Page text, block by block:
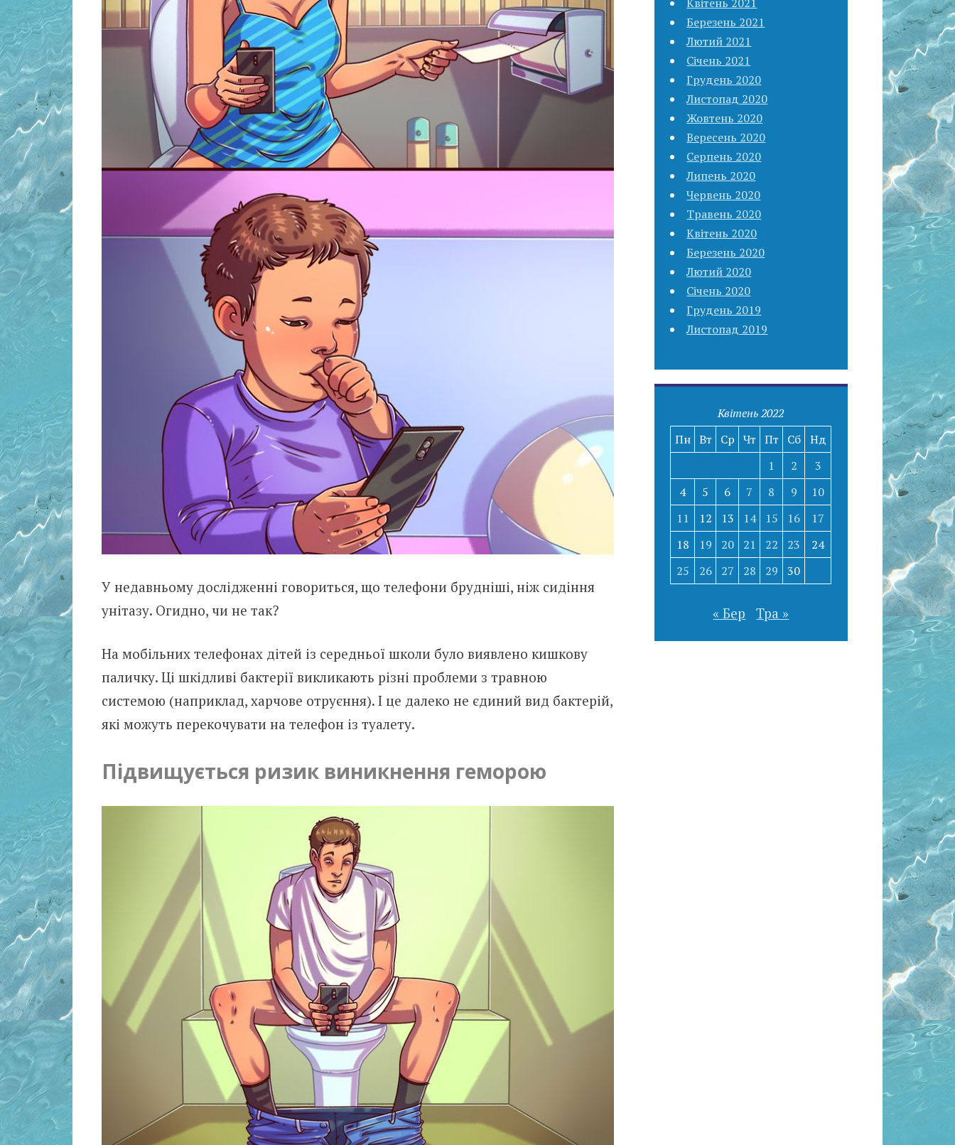
У недавньому дослідженні говориться, що телефони брудніші, ніж сидіння
унітазу. Огидно, чи не так?
На мобільних телефонах дітей із середньої школи було виявлено кишкову
паличку. Ці шкідливі бактерії викликають різні проблеми з травною
системою (наприклад, харчове отруєння). І це далеко не єдиний вид бактерій,
які можуть перекочувати на телефон із туалету.
Підвищується ризик виникнення геморою
Березень 2021
Лютий 2021
Січень 2021
Грудень 2020
Листопад 2020
Жовтень 2020
Вересень 2020
Серпень 2020
Липень 2020
Червень 2020
Травень 2020
Квітень 2020
Березень 2020
Лютий 2020
Січень 2020
Грудень 2019
Листопад 2019
Квітень 2022
Пн Вт Ср Чт Пт Сб Нд
1
2
3
4
5 6 7 8 9
10
11
12 13 14 15 16
17
18
19 20 21 22 23
24
25
26 27 28 29 30
« Бер Тра »